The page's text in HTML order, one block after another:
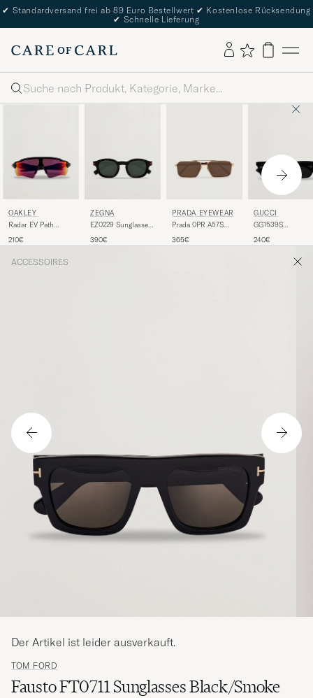
✔ Standardversand frei ab 89 Euro Bestellwert ✔ Kostenlose Rücksendung
✔ Schnelle Lieferung
Suche
OAKLEY
Radar EV Path
Black
210€
ZEGNA
EZ0229 Sunglasses
390€
PRADA EYEWEAR
Prada 0PR A57S
Gold
365€
GUCCI
GG1539S
240€
ACCESSOIRES
TOM FORD
Fausto FT0711 Sunglasses Black/Smoke
Der Artikel ist leider ausverkauft.